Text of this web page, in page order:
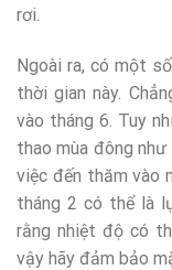
rơi.
Ngoài ra, có một
thời gian này.
vào tháng 6. Tuy
thao mùa đông
việc đến thăm vào
tháng 2 có thể là
rằng nhiệt độ có
vậy hãy đảm bảo